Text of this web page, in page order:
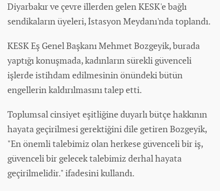
Diyarbakır ve çevre illerden gelen KESK'e bağlı
sendikaların üyeleri, İstasyon Meydanı'nda toplandı.
KESK Eş Genel Başkanı Mehmet Bozgeyik, burada
yaptığı konuşmada,kadınların sürekli güvenceli
işlerde istihdam edilmesinin önündeki bütün
engellerin kaldırılmasını talep etti.
Toplumsal cinsiyet eşitliğine duyarlı bütçe hakkının
hayata geçirilmesi gerektiğini dile getiren Bozgeyik,
"En önemli talebimiz olan herkese güvenceli bir iş,
güvenceli bir gelecek talebimiz derhal hayata
geçirilmelidir." ifadesini kullandı.